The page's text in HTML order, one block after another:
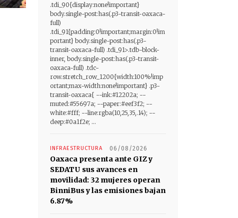
.tdi_90{display:none!important}
body.single-post:has(.p3-transit-oaxaca-
full)
.tdi_91{padding:0!important;margin:0!im
portant} body.single-post:has(.p3-
transit-oaxaca-full) .tdi_91>.tdb-block-
inner, body.single-post:has(.p3-transit-
oaxaca-full) .tdc-
row.stretch_row_1200{width:100%!imp
ortant;max-width:none!important} .p3-
transit-oaxaca{ --ink:#12202a; --
muted:#55697a; --paper:#eef3f2; --
white:#fff; --line:rgba(10,25,35,.14); --
deep:#0a1f2e; ...
INFRAESTRUCTURA 06/08/2026
Oaxaca presenta ante GIZ y
SEDATU sus avances en
movilidad: 32 mujeres operan
BinniBus y las emisiones bajan
6.87%